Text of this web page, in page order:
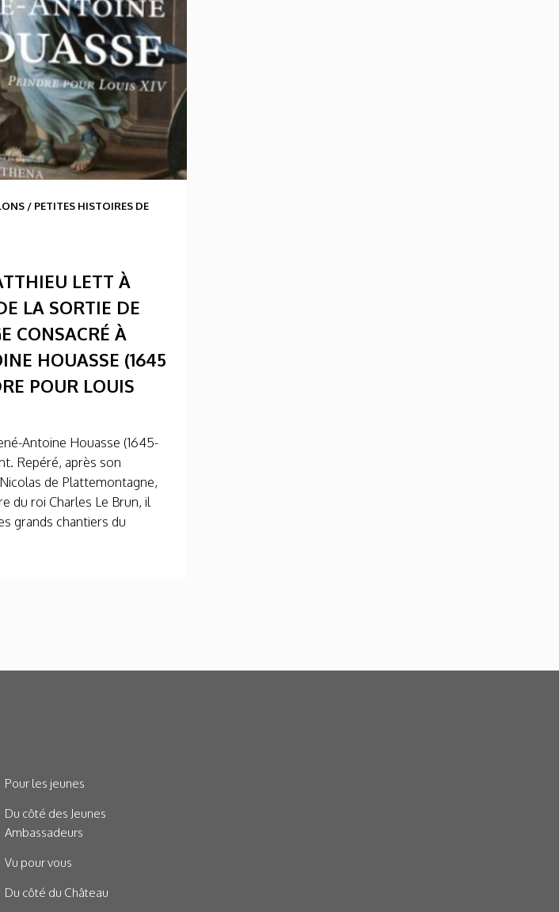
/ PETITES HISTOIRES DE
LETT À
LA SORTIE DE
CONSACRÉ À
HOUASSE (1645
POUR LOUIS
Antoine Houasse (1645-
Repéré, après son
de Plattemontagne,
du roi Charles Le Brun, il
grands chantiers du
Pour les jeunes
Du côté des Jeunes
Ambassadeurs
Vu pour vous
Du côté du Château